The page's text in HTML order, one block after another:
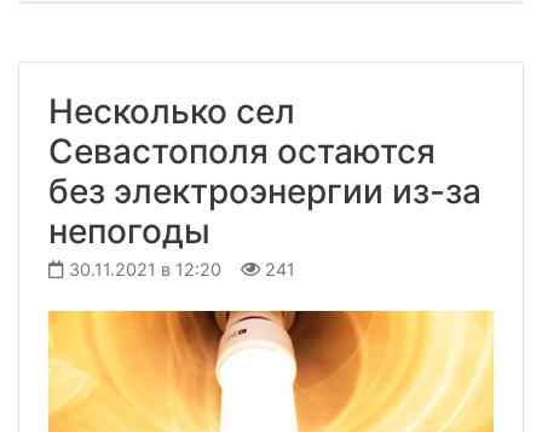
Несколько сел
Севастополя остаются
без электроэнергии из-за
непогоды
30.11.2021 в 12:20 241